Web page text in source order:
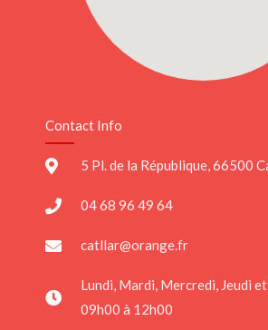
Contact Info
5 Pl. de la République, 66500
04 68 96 49 64
catllar@orange.fr
Lundi, Mardi, Mercredi, Jeudi
09h00 à 12h00